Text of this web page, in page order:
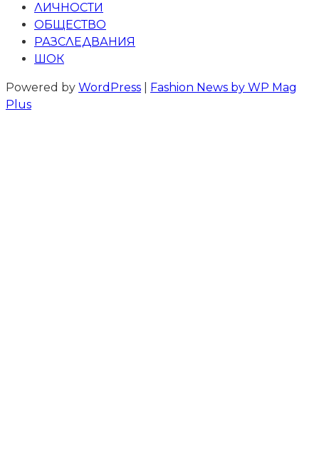
ЛИЧНОСТИ
ОБЩЕСТВО
РАЗСЛЕДВАНИЯ
ШОК
Powered by WordPress
Fashion News by WP Mag
Plus